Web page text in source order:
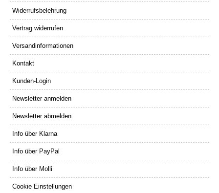
Widerrufsbelehrung
Vertrag widerrufen
Versandinformationen
Kontakt
Kunden-Login
Newsletter anmelden
Newsletter abmelden
Info über Klarna
Info über PayPal
Info über Molli
Cookie Einstellungen